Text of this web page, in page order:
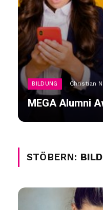
BILDUNG Christian
MEGA Alumni
STÖBERN: